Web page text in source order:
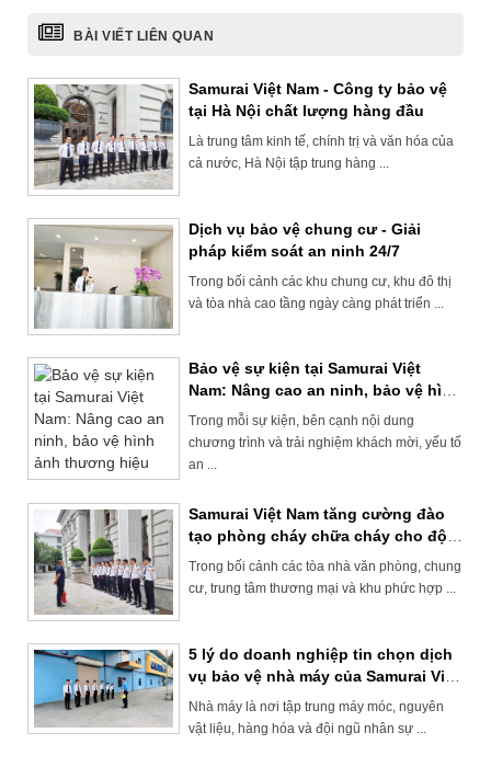
BÀI VIẾT LIÊN QUAN
Samurai Việt Nam - Công ty bảo vệ
tại Hà Nội chất lượng hàng đầu
Là trung tâm kinh tế, chính trị và văn hóa của
cả nước, Hà Nội tập trung hàng ...
Dịch vụ bảo vệ chung cư - Giải
pháp kiểm soát an ninh 24/7
Trong bối cảnh các khu chung cư, khu đô thị
và tòa nhà cao tầng ngày càng phát triển ...
Bảo vệ sự kiện tại Samurai Việt
Nam: Nâng cao an ninh, bảo vệ hình
ảnh thương hiệu
Trong mỗi sự kiện, bên cạnh nội dung
chương trình và trải nghiệm khách mời, yếu tố
an ...
Samurai Việt Nam tăng cường đào
tạo phòng cháy chữa cháy cho đội
ngũ bảo vệ tòa nhà
Trong bối cảnh các tòa nhà văn phòng, chung
cư, trung tâm thương mại và khu phức hợp ...
5 lý do doanh nghiệp tin chọn dịch
vụ bảo vệ nhà máy của Samurai Việt
Nam
Nhà máy là nơi tập trung máy móc, nguyên
vật liệu, hàng hóa và đội ngũ nhân sự ...